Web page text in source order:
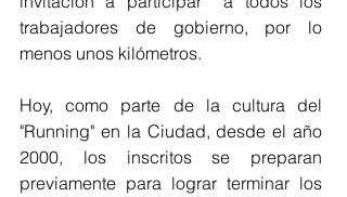
trabajadores de gobierno, por lo
menos unos kilómetros.
Hoy, como parte de la cultura del
"Running" en la Ciudad, desde el año
2000, los inscritos se preparan
previamente para lograr terminar los